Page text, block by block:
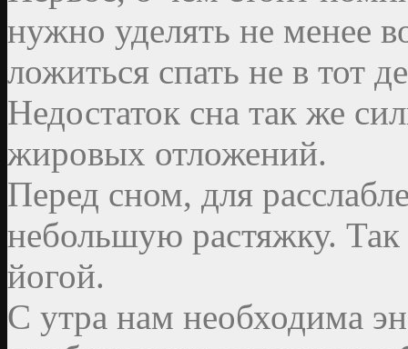
нужно уделять не менее
ложиться спать не в тот
Недостаток сна так же
жировых отложений.
Перед сном, для
небольшую растяжку.
йогой.
С утра нам необходима